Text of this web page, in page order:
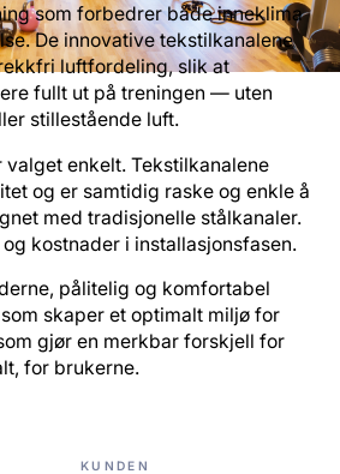
som forbedrer både inneklima
De innovative tekstilkanalene
luftfordeling, slik at
fullt ut på treningen — uten
stillestående luft.
valget enkelt. Tekstilkanalene
og er samtidig raske og enkle å
med tradisjonelle stålkanaler.
kostnader i installasjonsfasen.
pålitelig og komfortabel
skaper et optimalt miljø for
gjør en merkbar forskjell for
for brukerne.
KUNDEN